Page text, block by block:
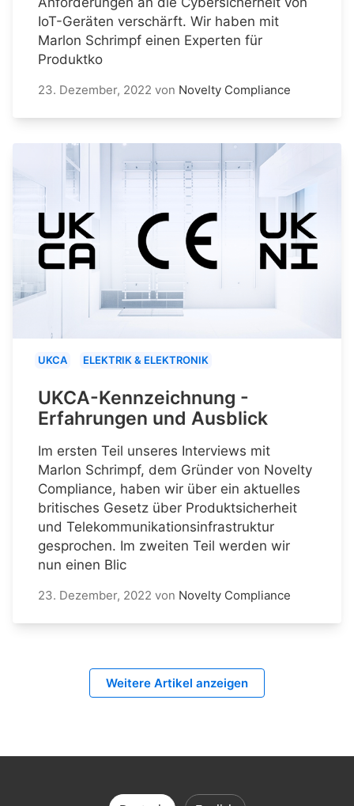
IoT-Geräten verschärft. Wir haben mit
Marlon Schrimpf einen Experten für
Produktko
23. Dezember, 2022 von Novelty Compliance
UKCA ELEKTRIK & ELEKTRONIK
UKCA-Kennzeichnung -
Erfahrungen und Ausblick
Im ersten Teil unseres Interviews mit
Marlon Schrimpf, dem Gründer von Novelty
Compliance, haben wir über ein aktuelles
britisches Gesetz über Produktsicherheit
und Telekommunikationsinfrastruktur
gesprochen. Im zweiten Teil werden wir
nun einen Blic
23. Dezember, 2022 von Novelty Compliance
Weitere Artikel anzeigen